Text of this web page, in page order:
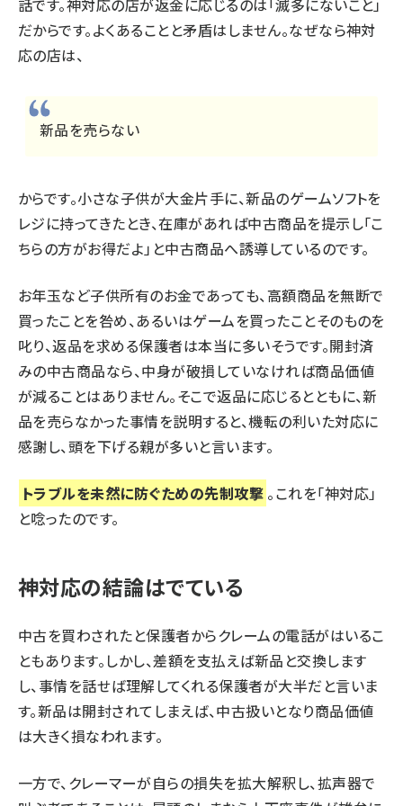
話です。神対応の店が返金に応じるのは「滅多にないこと」
だからです。よくあることと矛盾はしません。なぜなら神対
応の店は、
新品を売らない
からです。小さな子供が大金片手に、新品のゲームソフトを
レジに持ってきたとき、在庫があれば中古商品を提示し「こ
ちらの方がお得だよ」と中古商品へ誘導しているのです。
お年玉など子供所有のお金であっても、高額商品を無断で
買ったことを咎め、あるいはゲームを買ったことそのものを
叱り、返品を求める保護者は本当に多いそうです。開封済
みの中古商品なら、中身が破損していなければ商品価値
が減ることはありません。そこで返品に応じるとともに、新
品を売らなかった事情を説明すると、機転の利いた対応に
感謝し、頭を下げる親が多いと言います。
トラブルを未然に防ぐための先制攻撃 。これを「神対応」
と唸ったのです。
神対応の結論はでている
中古を買わされたと保護者からクレームの電話がはいるこ
ともあります。しかし、差額を支払えば新品と交換します
し、事情を話せば理解してくれる保護者が大半だと言いま
す。新品は開封されてしまえば、中古扱いとなり商品価値
は大きく損なわれます。
一方で、クレーマーが自らの損失を拡大解釈し、拡声器で